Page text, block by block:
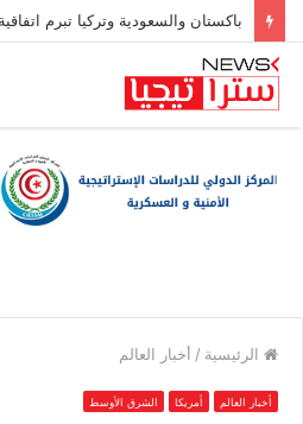
باكستان والسعودية وتركيا تبرم
الرئيسية / أخبار العالم
أخبار العالم أمريكا الشرق الأوسط